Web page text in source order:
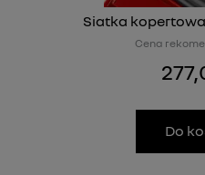
Siatka
Cena
Do